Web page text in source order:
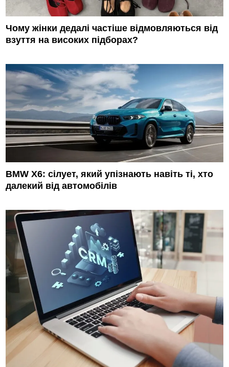
Чому жінки дедалі частіше відмовляються від
взуття на високих підборах?
BMW X6: сілует, який упізнають навіть ті, хто
далекий від автомобілів